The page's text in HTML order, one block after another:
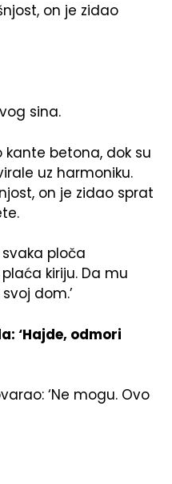
on je zidao
sina.
betona, dok su
uz harmoniku.
on je zidao sprat
ploča
kiriju. Da mu
dom.’
‘Hajde, odmori
‘Ne mogu. Ovo